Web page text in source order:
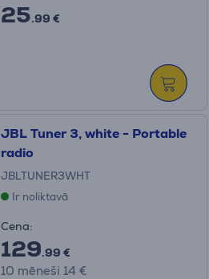
25.99 €
JBL Tuner 3, white - Portable
radio
JBLTUNER3WHT
Ir noliktavā
Cena:
129.99 €
10 mēneši 14 €